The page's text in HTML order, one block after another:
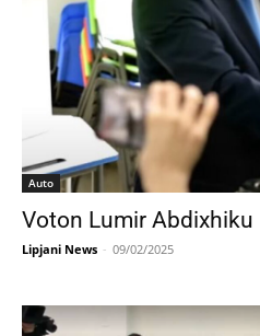
Auto
Voton Lumir Abdixhiku
Lipjani News - 09/02/2025